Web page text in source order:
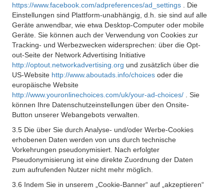
https://www.facebook.com/adpreferences/ad_settings
. Die
Einstellungen sind Plattform-unabhängig, d.h. sie sind auf alle
Geräte anwendbar, wie etwa Desktop-Computer oder mobile
Geräte. Sie können auch der Verwendung von Cookies zur
Tracking- und Werbezwecken widersprechen: über die Opt-
out-Seite der Network Advertising Initiative
http://optout.networkadvertising.org und zusätzlich über die
US-Website http://www.aboutads.info/choices oder die
europäische Website
http://www.youronlinechoices.com/uk/your-ad-choices/
. Sie
können Ihre Datenschutzeinstellungen über den Onsite-
Button unserer Webangebots verwalten.
3.5 Die über Sie durch Analyse- und/oder Werbe-Cookies
erhobenen Daten werden von uns durch technische
Vorkehrungen pseudonymisiert. Nach erfolgter
Pseudonymisierung ist eine direkte Zuordnung der Daten
zum aufrufenden Nutzer nicht mehr möglich.
3.6 Indem Sie in unserem „Cookie-Banner“ auf „akzeptieren“